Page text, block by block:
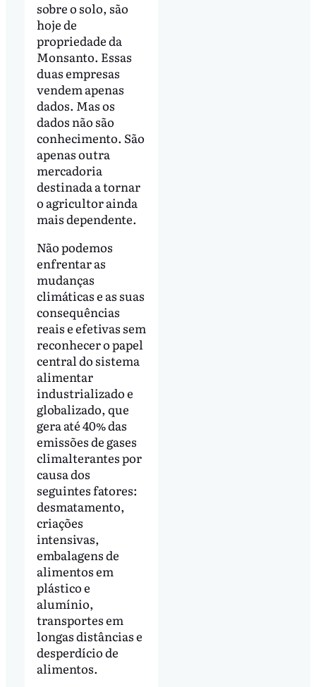
sobre o solo, são
hoje de
propriedade da
Monsanto. Essas
duas empresas
vendem apenas
dados. Mas os
dados não são
conhecimento. São
apenas outra
mercadoria
destinada a tornar
o agricultor ainda
mais dependente.
Não podemos
enfrentar as
mudanças
climáticas e as suas
consequências
reais e efetivas sem
reconhecer o papel
central do sistema
alimentar
industrializado e
globalizado, que
gera até 40% das
emissões de gases
climalterantes por
causa dos
seguintes fatores:
desmatamento,
criações
intensivas,
embalagens de
alimentos em
plástico e
alumínio,
transportes em
longas distâncias e
desperdício de
alimentos.